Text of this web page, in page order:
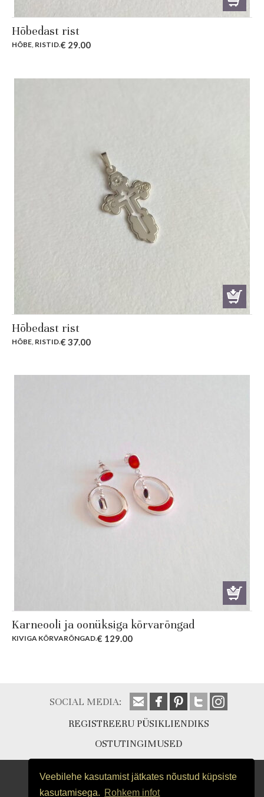
Veebilehe kasutamist jätkates nõustud küpsiste
kasutamisega. Rohkem infot
Hõbedast rist
HÕBE, RISTID.€ 29.00
Hõbedast rist
HÕBE RISTID.€ 37.00
Karneooli ja oonüksiga kõrvarõngad
KIVIGA KÕRVARÕNGAD.€ 129.00
SOCIAL MEDIA:
REGISTREERU PÜSIKLIENDIKS
OSTUTINGIMUSED